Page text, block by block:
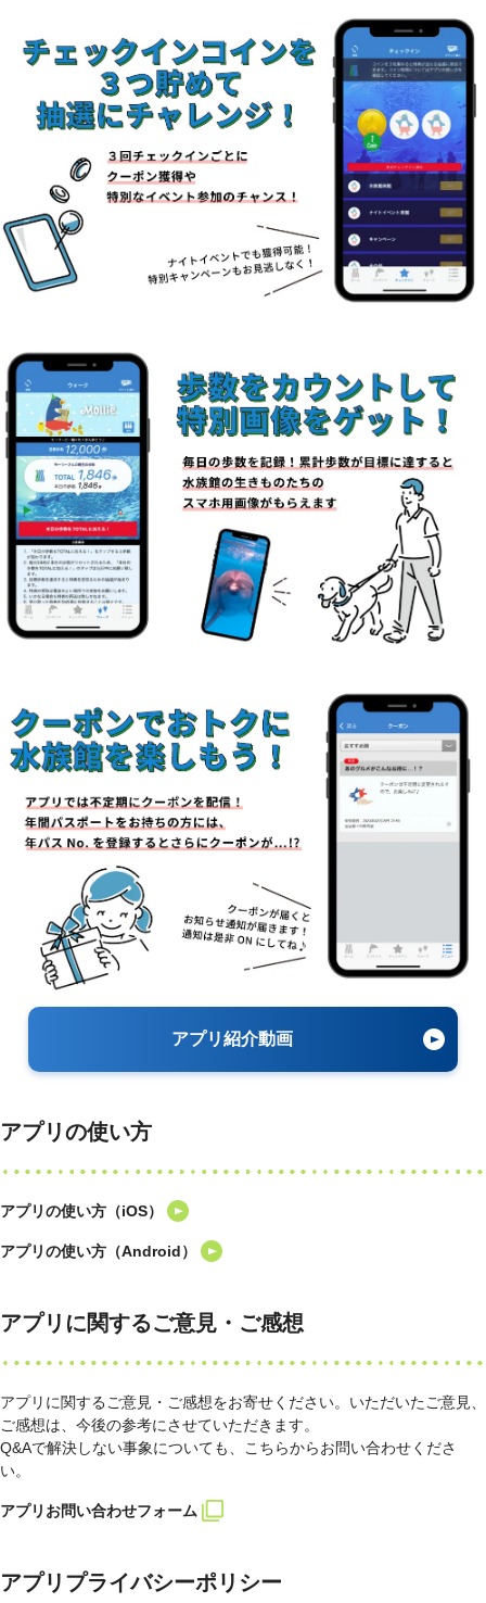
アプリ紹介動画
アプリの使い方
アプリの使い方（iOS）
アプリの使い方（Android）
アプリに関するご意見・ご感想
アプリに関するご意見・ご感想をお寄せください。いただいたご意見、
ご感想は、今後の参考にさせていただきます。
Q&Aで解決しない事象についても、こちらからお問い合わせくださ
い。
アプリお問い合わせフォーム
アプリプライバシーポリシー